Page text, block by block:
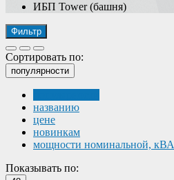
ИБП Tower (башня)
Фильтр
Сортировать по:
популярности
названию
цене
новинкам
мощности номинальной, кВА
Показывать по: